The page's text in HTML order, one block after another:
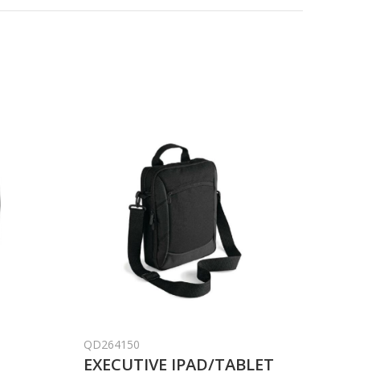
QD264150
EXECUTIVE IPAD/TABLET